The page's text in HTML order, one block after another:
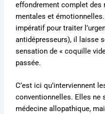
effondrement complet des
mentales et
impératif pour traiter
antidépresseurs), il laisse
sensation de « coquille
passée.
C’est ici qu’interviennent
conventionnelles. Elles ne
médecine allopathique,